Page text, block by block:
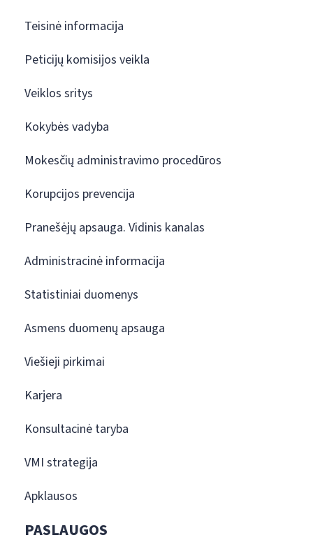
Teisinė informacija
Peticijų komisijos veikla
Veiklos sritys
Kokybės vadyba
Mokesčių administravimo procedūros
Korupcijos prevencija
Pranešėjų apsauga. Vidinis kanalas
Administracinė informacija
Statistiniai duomenys
Asmens duomenų apsauga
Viešieji pirkimai
Karjera
Konsultacinė taryba
VMI strategija
Apklausos
PASLAUGOS